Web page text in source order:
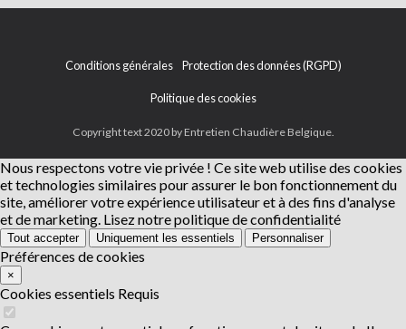
Conditions générales Protection des données (RGPD)
Politique des cookies
Copyright text 2020 by Entretien Chaudière Belgique.
Nous respectons votre vie privée ! Ce site web utilise des cookies
et technologies similaires pour assurer le bon fonctionnement du
site, améliorer votre expérience utilisateur et à des fins d'analyse
et de marketing. Lisez notre politique de confidentialité
Tout accepter Uniquement les essentiels Personnaliser
Préférences de cookies
×
Cookies essentiels Requis